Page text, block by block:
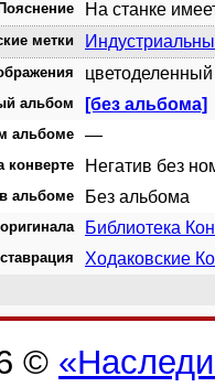
Пояснение На станке
метки
альбом [без альбома]
альбоме —
конверте Негатив без
альбоме Без альбома
Библиотека
Ходаковские
©